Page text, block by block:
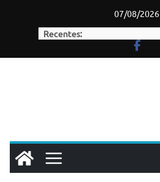
07/08/2026
Recentes: